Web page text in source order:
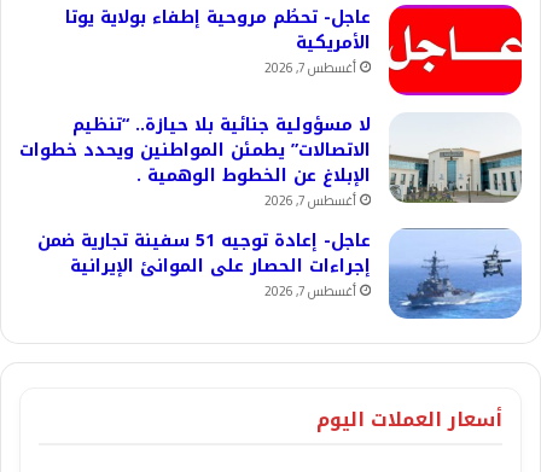
عاجل- تحطُم مروحية إطفاء بولاية يوتا
الأمريكية
أغسطس 7, 2026
لا مسؤولية جنائية بلا حيازة.. “تنظيم
الاتصالات” يطمئن المواطنين ويحدد خطوات
الإبلاغ عن الخطوط الوهمية .
أغسطس 7, 2026
عاجل- إعادة توجيه 51 سفينة تجارية ضمن
إجراءات الحصار على الموانئ الإيرانية
أغسطس 7, 2026
أسعار العملات اليوم